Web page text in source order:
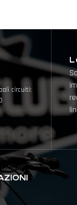
circuiti: